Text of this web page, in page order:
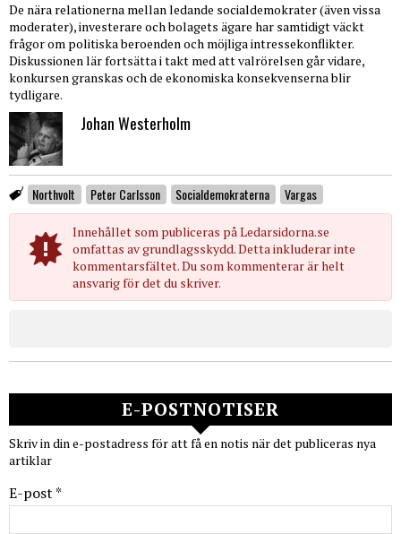
De nära relationerna mellan ledande socialdemokrater (även vissa
moderater), investerare och bolagets ägare har samtidigt väckt
frågor om politiska beroenden och möjliga intressekonflikter.
Diskussionen lär fortsätta i takt med att valrörelsen går vidare,
konkursen granskas och de ekonomiska konsekvenserna blir
tydligare.
Johan Westerholm
Northvolt Peter Carlsson Socialdemokraterna Vargas
Innehållet som publiceras på Ledarsidorna.se
omfattas av grundlagsskydd. Detta inkluderar inte
kommentarsfältet. Du som kommenterar är helt
ansvarig för det du skriver.
E-POSTNOTISER
Skriv in din e-postadress för att få en notis när det publiceras nya
artiklar
E-post *